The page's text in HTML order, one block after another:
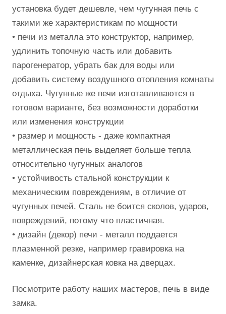
установка будет дешевле, чем чугунная печь с
такими же характеристикам по мощности
• печи из металла это конструктор, например,
удлинить топочную часть или добавить
парогенератор, убрать бак для воды или
добавить систему воздушного отопления комнаты
отдыха. Чугунные же печи изготавливаются в
готовом варианте, без возможности доработки
или изменения конструкции
• размер и мощность - даже компактная
металлическая печь выделяет больше тепла
относительно чугунных аналогов
• устойчивость стальной конструкции к
механическим повреждениям, в отличие от
чугунных печей. Сталь не боится сколов, ударов,
повреждений, потому что пластичная.
• дизайн (декор) печи - металл поддается
плазменной резке, например гравировка на
каменке, дизайнерская ковка на дверцах.
Посмотрите работу наших мастеров, печь в виде
замка.